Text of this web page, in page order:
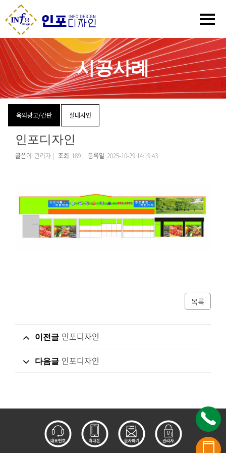
시공사례
옥외광고/간판 실내사인
인포디자인
글쓴이 관리자 | 조회 189 | 등록일 2025-10-29 14:19:43
목록
이전글 인포디자인
다음글 인포디자인